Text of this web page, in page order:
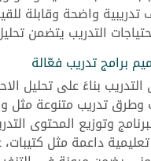
واضحة وقابلة
التدريب يتضمن
برامج تدريب فعّالة
بناءً على تحليل
وطرق تدريب متنوعة
وتوزيع المحتوى
داعمة مثل